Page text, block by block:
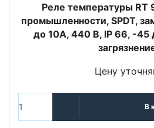
Реле температуры RT
промышленности, SPDT,
до 10А, 440 В, IP 66, -45
Цену
В